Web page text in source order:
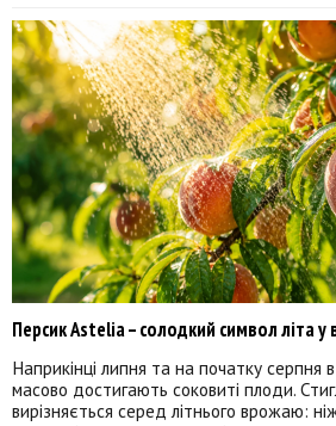
Персик Astelia – солодкий символ літа
Наприкінці липня та на початку серпня
масово достигають соковиті плоди.
вирізняється серед літнього врожаю: